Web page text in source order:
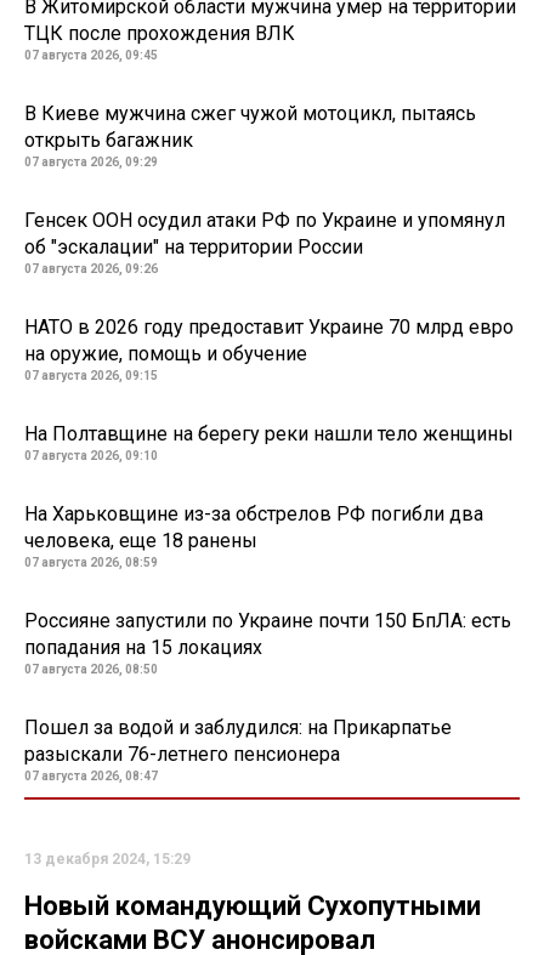
В Житомирской области мужчина умер на территории
ТЦК после прохождения ВЛК
07 августа 2026, 09:45
В Киеве мужчина сжег чужой мотоцикл, пытаясь
открыть багажник
07 августа 2026, 09:29
Генсек ООН осудил атаки РФ по Украине и упомянул
об "эскалации" на территории России
07 августа 2026, 09:26
НАТО в 2026 году предоставит Украине 70 млрд евро
на оружие, помощь и обучение
07 августа 2026, 09:15
На Полтавщине на берегу реки нашли тело женщины
07 августа 2026, 09:10
На Харьковщине из-за обстрелов РФ погибли два
человека, еще 18 ранены
07 августа 2026, 08:59
Россияне запустили по Украине почти 150 БпЛА: есть
попадания на 15 локациях
07 августа 2026, 08:50
Пошел за водой и заблудился: на Прикарпатье
разыскали 76-летнего пенсионера
07 августа 2026, 08:47
13 декабря 2024, 15:29
Новый командующий Сухопутными
войсками ВСУ анонсировал